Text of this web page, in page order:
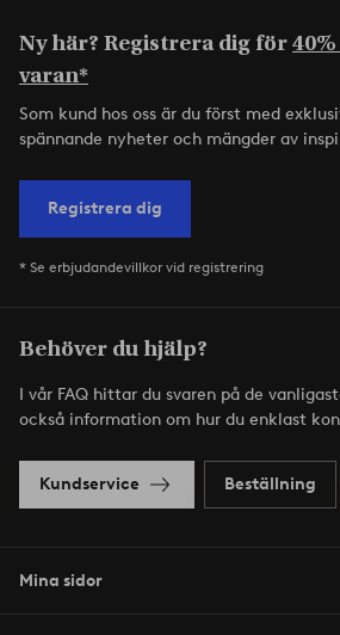
Ny här? Registrera dig för
varan*
Som kund hos oss är du först med
spännande nyheter och mängder av
Registrera dig
* Se erbjudandevillkor vid registrering
Behöver du hjälp?
I vår FAQ hittar du svaren på de
också information om hur du enklast
Kundservice Beställning
Mina sidor